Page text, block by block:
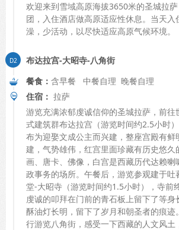
欢迎来到雪域高原海拔3650米的圣城拉
团，入住酒店做高原适应性休息。当天
澡，少活动，以尽快适应高原气候环境。
布达拉宫-大昭寺-八角街
餐食： 含早餐 中餐自理 晚餐自理
住宿： 拉萨
游览充满浓郁虔诚信仰的圣城拉萨，前往
式建筑群布达拉宫（游览时间约2.5小时
布为迎娶文成公主而兴建，整座宫殿有
建，气势雄伟，红宫里面珍藏有历史悠
画、唐卡、佛像，白宫是西藏历代达赖
政事务的场所。午餐后，游览参观建于
堂-大昭寺（游览时间约1.5小时），寺前
虔诚的叩拜在门前的青石板上留下了等
酥油灯长明，留下了岁月和朝圣者的痕迹
行游览八角街，感受一下西藏的人文风